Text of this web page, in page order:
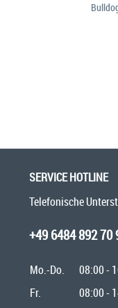
SERVICE HOTLINE
Telefonische
+49 6484 892 70
Mo.-Do.
08:00 -
Fr.
08:00 -